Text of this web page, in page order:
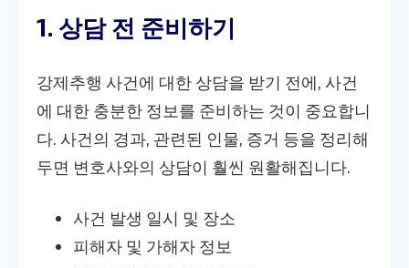
1. 상담 전 준비하기
강제추행 사건에 대한 상담을 받기 전에, 사건
에 대한 충분한 정보를 준비하는 것이 중요합니
다. 사건의 경과, 관련된 인물, 증거 등을 정리해
두면 변호사와의 상담이 훨씬 원활해집니다.
사건 발생 일시 및 장소
피해자 및 가해자 정보